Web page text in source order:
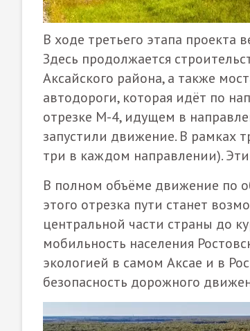
В ходе третьего этапа проекта
Здесь продолжается
Аксайского района, а также
автодороги, которая идёт по
отрезке М-4, идущем в
запустили движение. В рамках
три в каждом направлении).
В полном объёме движение по
этого отрезка пути станет
центральной части страны до
мобильность населения
экологией в самом Аксае и в
безопасность дорожного